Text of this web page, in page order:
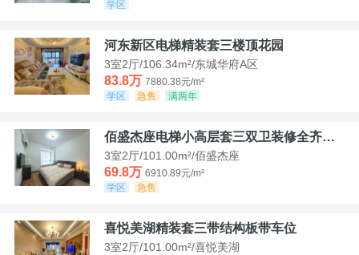
学区
河东新区电梯精装套三楼顶花园
3室2厅/106.34m²/东城华府A区
83.8万 7880.38元/m²
学区
急售 满两年
佰盛杰座电梯小高层套三双卫装修全齐诚意出售
3室2厅/101.00m²/佰盛杰座
69.8万 6910.89元/m²
学区
急售
喜悦美湖精装套三带结构板带车位
3室2厅/101.00m²/喜悦美湖